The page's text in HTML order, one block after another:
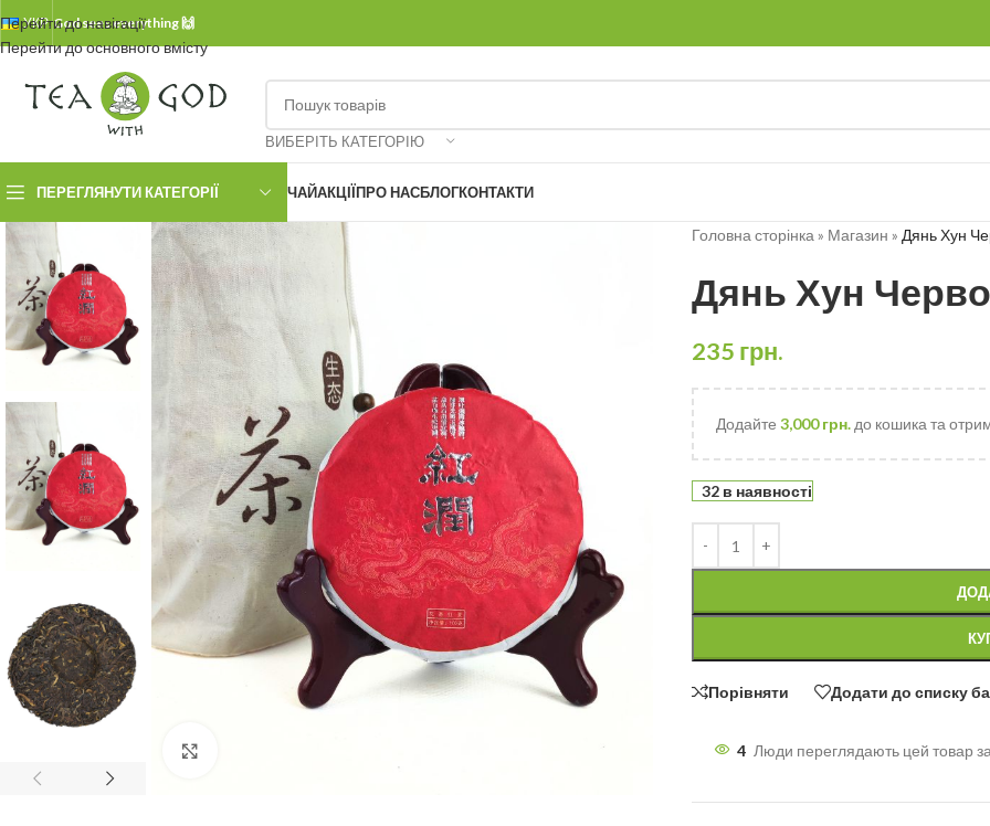
Перейти до навігації
Перейти до основного вмісту
УКР.God sees everything 🙌
ВИБЕРІТЬ КАТЕГОРІЮ
ПЕРЕГЛЯНУТИ КАТЕГОРІЇ ЧАЙАКЦІЇПРО НАСБЛОГКОНТАКТИ
Головна сторінка » Магазин » Дянь Хун
Дянь Хун
235 грн.
Додайте 3,000грн.до кошика та
32 в наявності
Порівняти Додати до списку
4 Люди переглядають цей товар